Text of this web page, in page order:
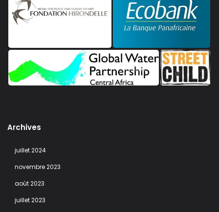
Archives
juillet 2024
novembre 2023
août 2023
juillet 2023